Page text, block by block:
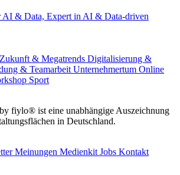
AI & Data, Expert in AI & Data-driven
& Megatrends Digitalisierung &
& Teamarbeit Unternehmertum Online
Sport
fiylo® ist eine unabhängige Auszeichnung
in Deutschland.
Meinungen Medienkit Jobs Kontakt